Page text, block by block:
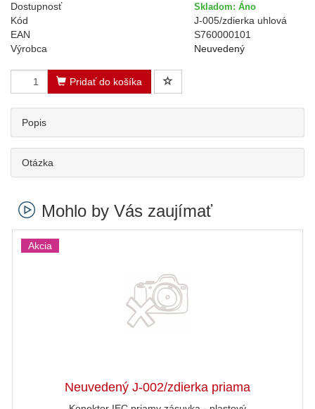
Dostupnosť Skladom: Áno
Kód
J-005/zdierka uhlová
EAN
S760000101
Výrobca
Neuvedený
Pridať do košíka
Popis
Otázka
Mohlo by Vás zaujímať
Akcia
Neuvedený J-002/zdierka priama